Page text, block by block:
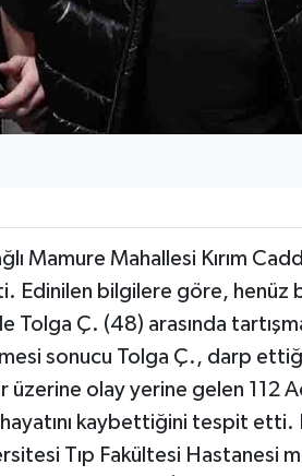
Mamure Mahallesi Kırım
Edinilen bilgilere göre, henüz
Tolga Ç. (48) arasında tartışma
sonucu Tolga Ç., darp
üzerine olay yerine gelen 112
kaybettiğini tespit etti.
Tıp Fakültesi Hastanesi